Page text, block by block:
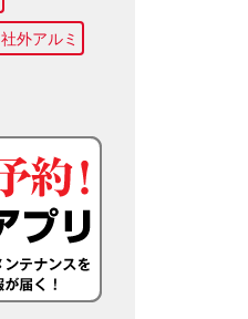
社外アルミ